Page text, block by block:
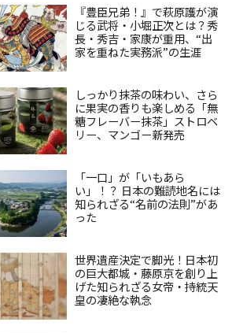
『豊臣兄弟！』で萩原護が演
じる武将・小堀正次とは？秀
長・秀吉・家康が重用、“出
家を重ねた実務派”の生涯
しっかり抹茶の味わい、さら
に果実の香りも楽しめる「無
糖フレーバー抹茶」ストロベ
リー、マンゴー新発売
「一口」が「いもあら
い」！？ 日本の難読地名には
知られざる“名前の法則”があ
った
世界遺産決定で脚光！日本初
の巨大都城・藤原京を創り上
げた知られざる女帝・持統天
皇の凄絶な執念